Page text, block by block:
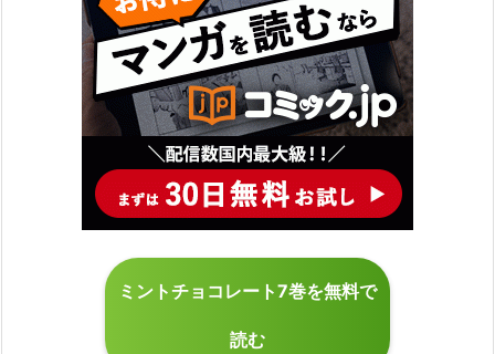
ミントチョコレート7巻を無料で
読む